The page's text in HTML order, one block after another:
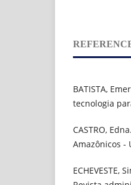
BATISTA,
tecnologia
CASTRO,
Amazônicos -